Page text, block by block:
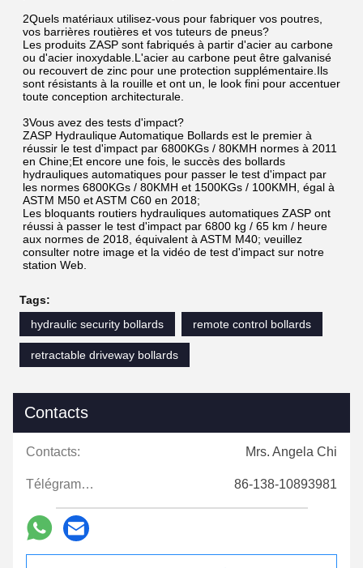
2Quels matériaux utilisez-vous pour fabriquer vos poutres,
vos barrières routières et vos tuteurs de pneus?
Les produits ZASP sont fabriqués à partir d'acier au carbone
ou d'acier inoxydable.L'acier au carbone peut être galvanisé
ou recouvert de zinc pour une protection supplémentaire.Ils
sont résistants à la rouille et ont un, le look fini pour accentuer
toute conception architecturale.
3Vous avez des tests d'impact?
ZASP Hydraulique Automatique Bollards est le premier à
réussir le test d'impact par 6800KGs / 80KMH normes à 2011
en Chine;Et encore une fois, le succès des bollards
hydrauliques automatiques pour passer le test d'impact par
les normes 6800KGs / 80KMH et 1500KGs / 100KMH, égal à
ASTM M50 et ASTM C60 en 2018;
Les bloquants routiers hydrauliques automatiques ZASP ont
réussi à passer le test d'impact par 6800 kg / 65 km / heure
aux normes de 2018, équivalent à ASTM M40; veuillez
consulter notre image et la vidéo de test d'impact sur notre
station Web.
Tags:
hydraulic security bollards
remote control bollards
retractable driveway bollards
Contacts
Contacts: Mrs. Angela Chi
Télégramme: 86-138-10893981